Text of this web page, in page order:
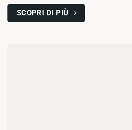
SCOPRI DI PIÙ